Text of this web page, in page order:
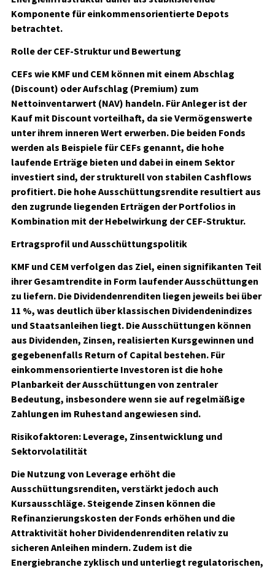
Komponente für einkommensorientierte Depots
betrachtet.
Rolle der CEF-Struktur und Bewertung
CEFs wie KMF und CEM können mit einem Abschlag
(Discount) oder Aufschlag (Premium) zum
Nettoinventarwert (NAV) handeln. Für Anleger ist der
Kauf mit Discount vorteilhaft, da sie Vermögenswerte
unter ihrem inneren Wert erwerben. Die beiden Fonds
werden als Beispiele für CEFs genannt, die hohe
laufende Erträge bieten und dabei in einem Sektor
investiert sind, der strukturell von stabilen Cashflows
profitiert. Die hohe Ausschüttungsrendite resultiert aus
den zugrunde liegenden Erträgen der Portfolios in
Kombination mit der Hebelwirkung der CEF-Struktur.
Ertragsprofil und Ausschüttungspolitik
KMF und CEM verfolgen das Ziel, einen signifikanten Teil
ihrer Gesamtrendite in Form laufender Ausschüttungen
zu liefern. Die Dividendenrenditen liegen jeweils bei über
11 %, was deutlich über klassischen Dividendenindizes
und Staatsanleihen liegt. Die Ausschüttungen können
aus Dividenden, Zinsen, realisierten Kursgewinnen und
gegebenenfalls Return of Capital bestehen. Für
einkommensorientierte Investoren ist die hohe
Planbarkeit der Ausschüttungen von zentraler
Bedeutung, insbesondere wenn sie auf regelmäßige
Zahlungen im Ruhestand angewiesen sind.
Risikofaktoren: Leverage, Zinsentwicklung und
Sektorvolatilität
Die Nutzung von Leverage erhöht die
Ausschüttungsrenditen, verstärkt jedoch auch
Kursausschläge. Steigende Zinsen können die
Refinanzierungskosten der Fonds erhöhen und die
Attraktivität hoher Dividendenrenditen relativ zu
sicheren Anleihen mindern. Zudem ist die
Energiebranche zyklisch und unterliegt regulatorischen,